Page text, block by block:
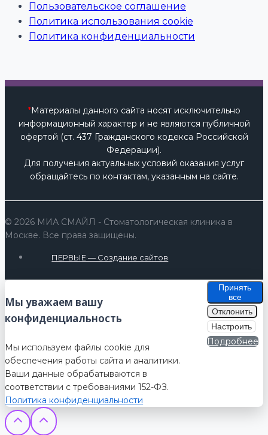
Пользовательское соглашение
Политика использования cookie
Политика конфиденциальности
*Материалы данного сайта носят исключительно
информационный характер и не являются публичной
офертой (ст. 437 Гражданского кодекса Российской
Федерации).
Для получения актуальных условий оказания услуг
обращайтесь по контактам, указанным на сайте.
© 2026 МИА СМАЙЛ - Стоматологическая клиника в
Москве. Все права защищены.
ПЕРВЫЕ — Создание сайтов
Мы уважаем вашу
конфиденциальность
Мы используем файлы cookie для
обеспечения работы сайта и аналитики.
Ваши данные обрабатываются в
соответствии с требованиями 152-ФЗ.
Политика конфиденциальности
Принять
все
Отклонить
Настроить
Подробнее